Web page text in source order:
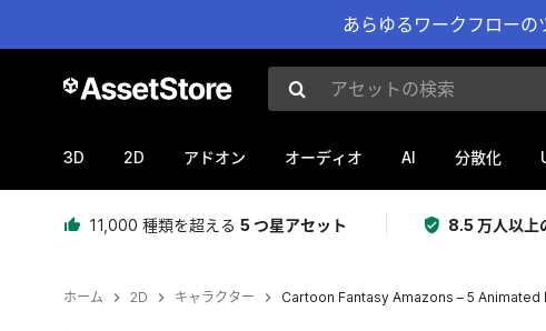
あらゆるワークフロー
アセットの検索
3D 2D アドオン オーディオ AI 分散化
11,000 種類を超える 5 つ星アセット 8.5 万人以上
ホーム 2D キャラクター Cartoon Fantasy Amazons – 5 Animated